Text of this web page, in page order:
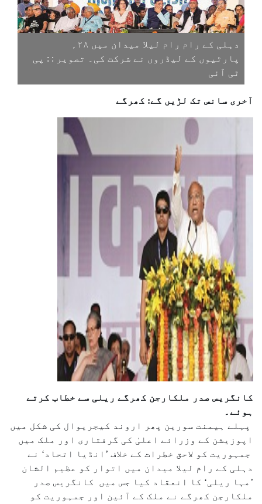
پارٹیوں کے لیڈروں نے شرکت کی۔ تصویر : : پی
ٹی آئی
آخری سانس تک لڑیں گے: کھرگے
کانگریس صدر ملکارجن کھرگے ریلی سے خطاب کرتے
ہوئے۔
پہلے ہیمنت سورین پھر اروند کیجریوال کی شکل میں
اپوزیشن کے وزرائے اعلیٰ کی گرفتاری اور ملک میں
جمہوریت کو لاحق خطرات کے خلاف ’انڈیا اتحاد‘ نے
دہلی کے رام لیلا میدان میں اتوار کو عظیم الشان
’مہا ریلی‘ کا انعقاد کیا جس میں کانگریس صدر
ملکارجن کھرگے نے ملک کے آئین اور جمہوریت کو